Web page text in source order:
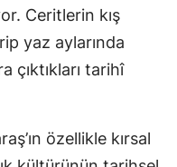
Ceritlerin kış
yaz aylarında
çıktıkları tarihî
özellikle kırsal